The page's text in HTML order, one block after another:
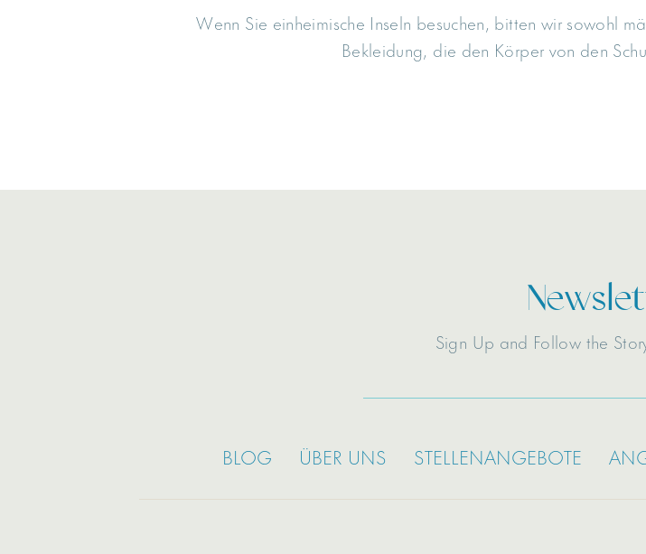
Wenn Sie einheimische Inseln besuchen, bitten wir sowohl
Bekleidung, die den Körper von den
Sign Up and Follow the
BLOG ÜBER UNS STELLENANGEBOTE